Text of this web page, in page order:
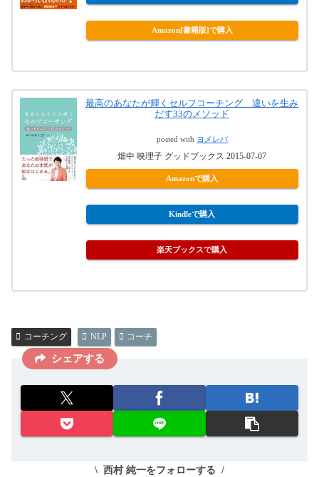
Amazon[書籍版]で購入
最高のあなたが輝くセルフコーチング 違いを生み
だす33のメソッド
posted with ヨメレバ
畑中 映理子 グッドブックス 2015-07-07
Amazonで購入
Kindleで購入
楽天ブックスで購入
コーチング NLP コーチ
シェアする
西村 純一をフォローする